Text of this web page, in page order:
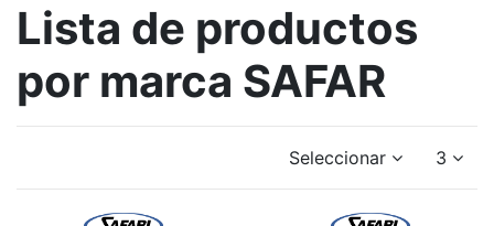
Lista de productos
por marca SAFAR
Seleccionar 3